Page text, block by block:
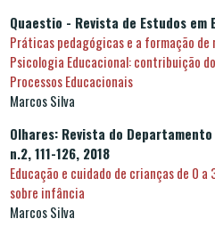
Quaestio - Revista de Estudos em
Práticas pedagógicas e a formação de
Psicologia Educacional: contribuição
Processos Educacionais
Marcos Silva
Olhares: Revista do Departamento
n.2, 111-126, 2018
Educação e cuidado de crianças de 0
sobre infância
Marcos Silva